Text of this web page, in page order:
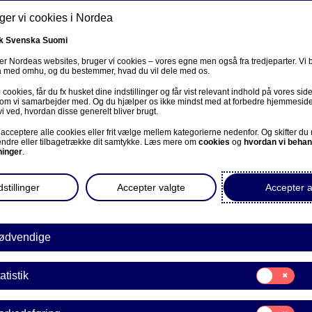
Om os Investorer Nyheder & indblik Karriere
mobil- og netbank
mere personlig
vi cookies i Nordea
Svenska Suomi
Nordeas websites, bruger vi cookies – vores egne men også fra tredjeparter. Vi
med omhu, og du bestemmer, hvad du vil dele med os.
cookies, får du fx husket dine indstillinger og får vist relevant indhold på vores
vi samarbejder med. Og du hjælper os ikke mindst med at forbedre
ved, hvordan disse generelt bliver brugt.
alle cookies eller frit vælge mellem kategorierne nedenfor. Og skifter du
eller tilbagetrække dit samtykke. Læs mere om cookies og hvordan vi
.
Accepter
Accepter valgte
Samtykke
til:
Statistik